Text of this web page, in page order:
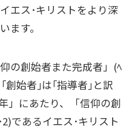
エス･キリストをより深
ます。
の創始者また完成者」(ﾍ
創始者｣は｢指導者｣と訳
」にあたり、「信仰の創
であるイエス･キリスト